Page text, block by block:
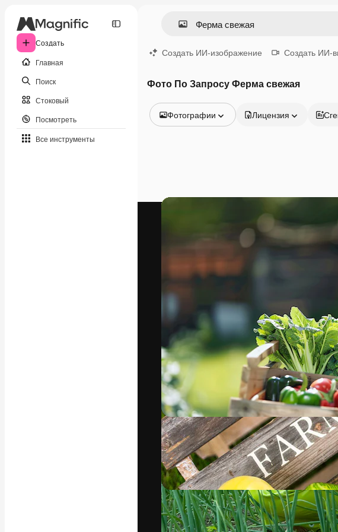
Создать
Главная
Поиск
Стоковый
Посмотреть
Все инструменты
Создать ИИ-изображение Создать ИИ-
Фото По Запросу Ферма свежая
Фотографии
Видео
Лицензия
Креативная платформа для
ваших лучших работ. Более 1
подписчиков среди креаторов,
предприятий, агентств и студий.
Pусский